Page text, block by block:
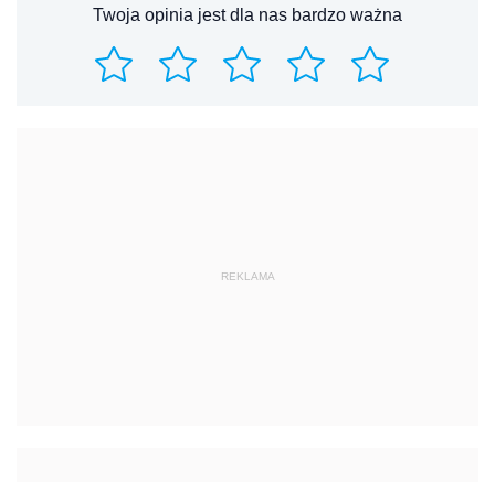
Twoja opinia jest dla nas bardzo ważna
REKLAMA